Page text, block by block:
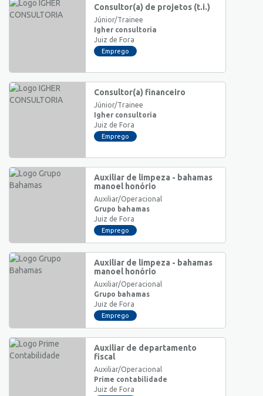
Consultor(a) de projetos (t.i.)
Júnior/Trainee
Igher consultoria
Juiz de Fora
Emprego
Consultor(a) financeiro
Júnior/Trainee
Igher consultoria
Juiz de Fora
Emprego
Auxiliar de limpeza - bahamas
manoel honório
Auxiliar/Operacional
Grupo bahamas
Juiz de Fora
Emprego
Auxiliar de limpeza - bahamas
manoel honório
Auxiliar/Operacional
Grupo bahamas
Juiz de Fora
Emprego
Auxiliar de departamento
fiscal
Auxiliar/Operacional
Prime contabilidade
Juiz de Fora